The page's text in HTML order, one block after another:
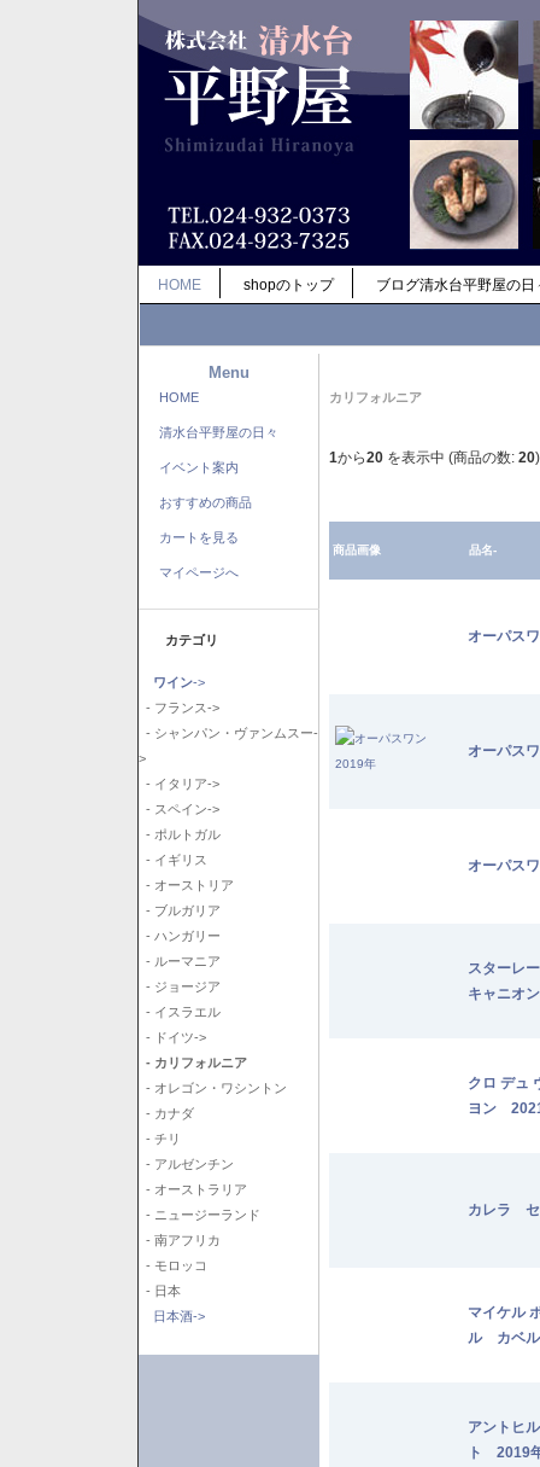
HOME shopのトップ ブログ清水台平野屋の日
Menu
HOME
清水台平野屋の日々
イベント案内
おすすめの商品
カートを見る
マイページへ
カテゴリ
ワイン->
- フランス->
- シャンパン・ヴァンムスー-
>
- イタリア->
- スペイン->
- ポルトガル
- イギリス
- オーストリア
- ブルガリア
- ハンガリー
- ルーマニア
- ジョージア
- イスラエル
- ドイツ->
- カリフォルニア
- オレゴン・ワシントン
- カナダ
- チリ
- アルゼンチン
- オーストラリア
- ニュージーランド
- 南アフリカ
- モロッコ
- 日本
日本酒->
カリフォルニア
1から20 を表示中 (商品の数: 20)
商品画像 品名-
オーパス
オーパス
オーパス
スターレ
キャニオ
クロ デュ
ヨン
カレラ
マイケル
ル カベ
アントヒ
ト 2019